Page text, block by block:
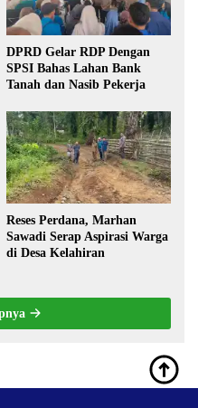
DPRD Gelar RDP Dengan
SPSI Bahas Lahan Bank
Tanah dan Nasib Pekerja
Reses Perdana, Marhan
Sawadi Serap Aspirasi Warga
di Desa Kelahiran